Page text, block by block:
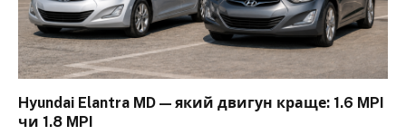
Hyundai Elantra MD — який двигун краще: 1.6 MPI
чи 1.8 MPI